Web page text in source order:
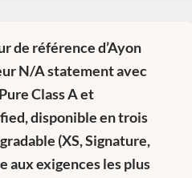
de référence d’Ayon
N/A statement avec
Class A et
disponible en trois
(XS, Signature,
aux exigences les plus